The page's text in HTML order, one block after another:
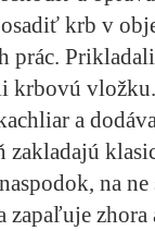
osadiť krb v
prác.
krbovú
a
zakladajú
na
zapaľuje